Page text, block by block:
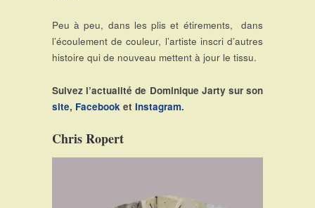
Peu à peu, dans les plis et étirements, dans
l’écoulement de couleur, l’artiste inscri d’autres
histoire qui de nouveau mettent à jour le tissu.
Suivez l’actualité de Dominique Jarty sur son
site, Facebook et Instagram.
Chris Ropert